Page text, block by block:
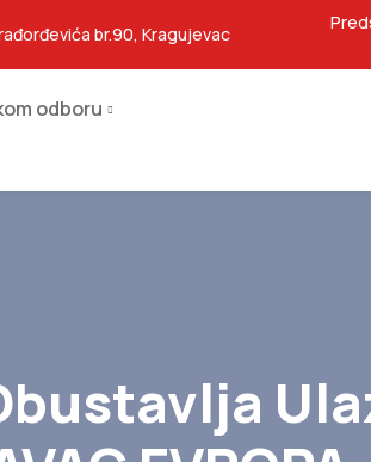
br.90, Kragujevac
odboru